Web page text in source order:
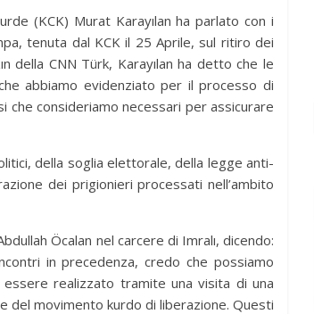
(KCK) Murat Karayılan ha parlato con i
tenuta dal KCK il 25 Aprile, sul ritiro dei
della CNN Türk, Karayılan ha detto che le
abbiamo evidenziato per il processo di
consideriamo necessari per assicurare
della soglia elettorale, della legge anti-
dei prigionieri processati nell’ambito
Öcalan nel carcere di Imralı, dicendo:
in precedenza, credo che possiamo
essere realizzato tramite una visita di una
del movimento kurdo di liberazione. Questi